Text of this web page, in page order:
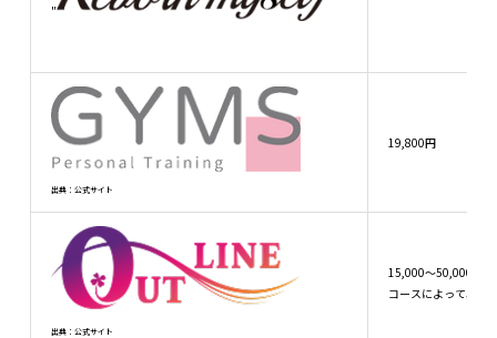
"
出典：公式サイト
19,800円
出典：公式サイト
15,000～50,000円
コースによって異な